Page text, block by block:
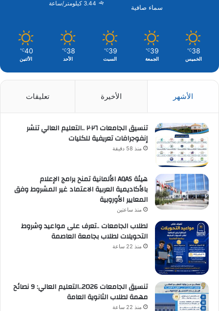
سماء صافية 3.44 كيلومتر/ساعة
38
℃
الخميس
39
℃
الجمعة
39
℃
السبت
38
℃
الأحد
40
℃
الأثنين
الأشهر الأخيرة تعليقات
تنسيق الجامعات ٢٠٢٦ ..التعليم العالي تنشر
إنفوجرافات تعريفية للكليات
منذ 58 دقيقة
هيئة AQAS الألمانية تمنح برامج الإعلام
بالأكاديمية العربية الاعتماد غير المشروط وفق
المعايير الأوروبية
منذ ساعتين
لطلاب الجامعات ..تعرف على مواعيد وشروط
التحويلات لطلاب بجامعة العاصمة
منذ 22 ساعة
تنسيق الجامعات 2026..التعليم العالي: 9 نصائح
مهمة لطلاب الثانوية العامة
منذ 22 ساعة